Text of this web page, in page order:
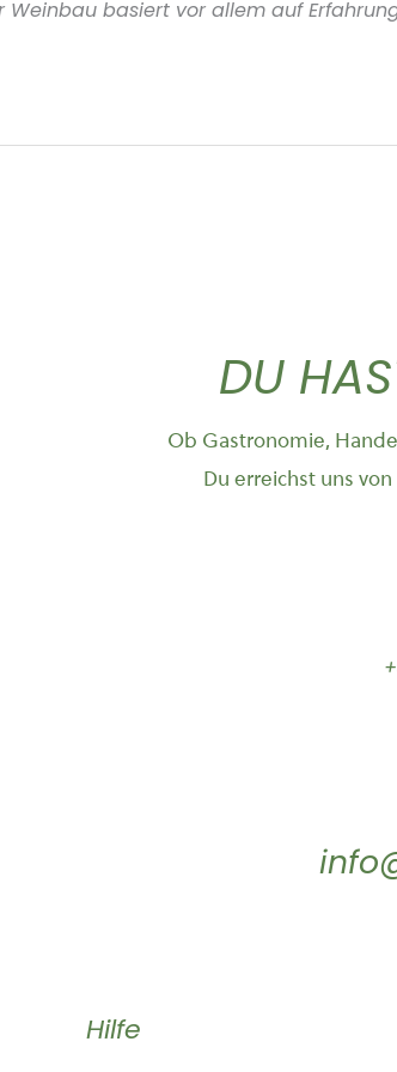
Weinbau basiert vor allem auf
DU
Ob Gastronomie,
Du erreichst uns von
Hilfe